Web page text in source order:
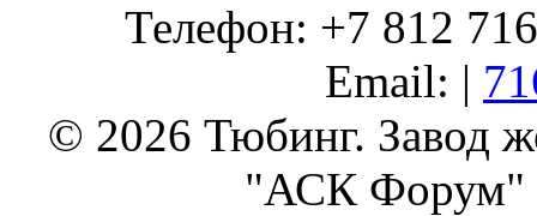
Телефон: +7 812
Email: |
© 2026 Тюбинг. Завод
"АСК Форум"